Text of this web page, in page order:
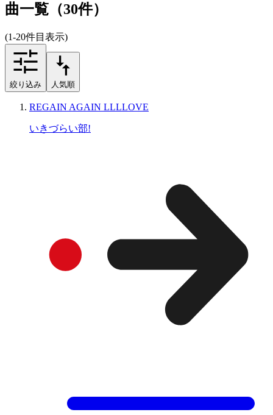
曲一覧（30件）
(1-20件目表示)
絞り込み 人気順
REGAIN AGAIN LLLLOVE
いきづらい部!